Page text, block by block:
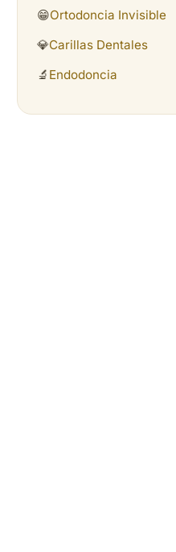
😁Ortodoncia Invisible
💎Carillas Dentales
🔬 Endodoncia